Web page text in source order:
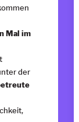
Mal im
der